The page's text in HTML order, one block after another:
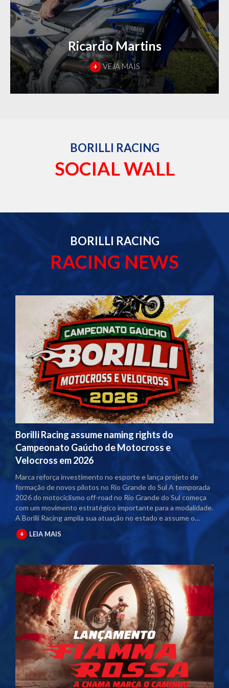
Ricardo Martins
+ VEJA MAIS
BORILLI RACING
SOCIAL WALL
BORILLI RACING
RACING NEWS
Borilli Racing assume naming rights do
Campeonato Gaúcho de Motocross e
Velocross em 2026
Marca reforça investimento no esporte e lança projeto de
formação de novos pilotos no Rio Grande do Sul A temporada
2026 do motociclismo off-road no Rio Grande do Sul começa
com um movimento estratégico importante para a modalidade.
A Borilli Racing amplia sua atuação no estado e assume o
naming rights dos principais campeonatos regionais. Com o
acordo firmado junto à Federação Gaúcha de Motociclismo
(FGM), as competições passam a contar com a marca no título
oficial. A partir desta temporada, os eventos serão
denominados Campeonato Gaúcho Borilli Racing de
Motocross e Campeonato Gaúcho Borilli Racing de Velocross.
A parceria fortalece o calendário estadual e eleva o nível das
competições. Além disso, amplia a estrutura dos eventos e
gera mais visibilidade para pilotos, equipes e patrocinadores
envolvidos. Borilli amplia protagonismo no motociclismo
gaúcho A Borilli Racing já possui uma trajetória consolidada
dentro do Campeonato Gaúcho. A marca apoia a modalidade
há cerca de uma década e, em 2026, dá um passo além ao
assumir a posição de patrocinadora máster. O novo momento
reforça o compromisso da empresa com o desenvolvimento do
esporte. A atuação direta nos campeonatos posiciona a Borilli
+ LEIA MAIS